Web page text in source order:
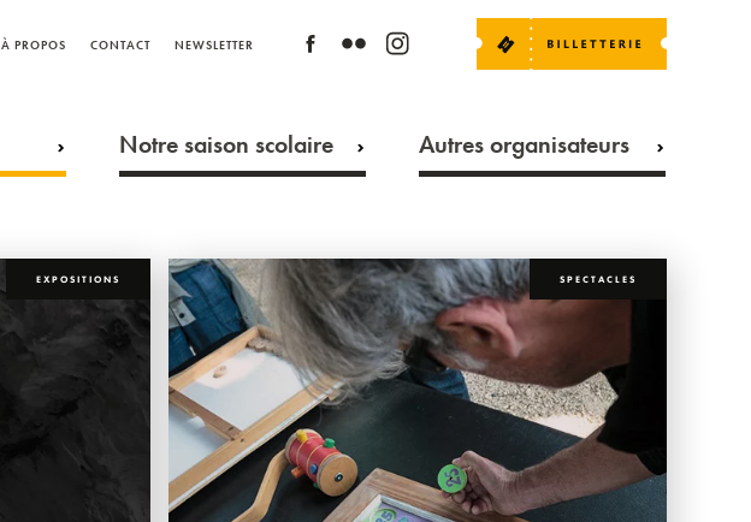
À PROPOS CONTACT NEWSLETTER
Notre saison scolaire Autres organisateurs
EXPOSITIONS SPECTACLES